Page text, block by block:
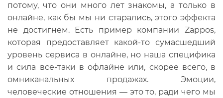
потому, что они много лет знакомы, а только в
онлайне, как бы мы ни старались, этого эффекта
не достигнем. Есть пример компании Zappos,
которая предоставляет какой-то сумасшедший
уровень сервиса в онлайне, но наша специфика
и сила все-таки в офлайне или, скорее всего, в
омниканальных продажах. Эмоции,
человеческие отношения — это то, ради чего мы